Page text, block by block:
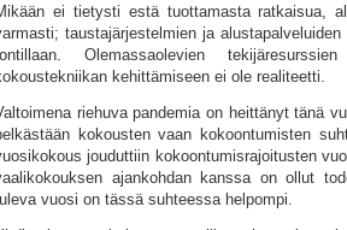
ei tietysti estä tuottamasta ratkaisua,
taustajärjestelmien ja
Olemassaolevien
kehittämiseen ei ole realiteetti.
riehuva pandemia on heittänyt tänä
kokousten vaan kokoontumisten
jouduttiin kokoontumisrajoitusten
ajankohdan kanssa on ollut
vuosi on tässä suhteessa helpompi.